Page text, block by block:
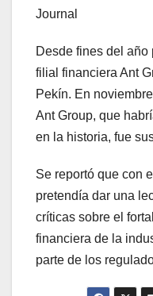
Journal
Desde fines del año
filial financiera Ant
Pekín. En
Ant Group, que
en la historia, fue
Se reportó que con
pretendía dar una
críticas sobre el
financiera de la
parte de los